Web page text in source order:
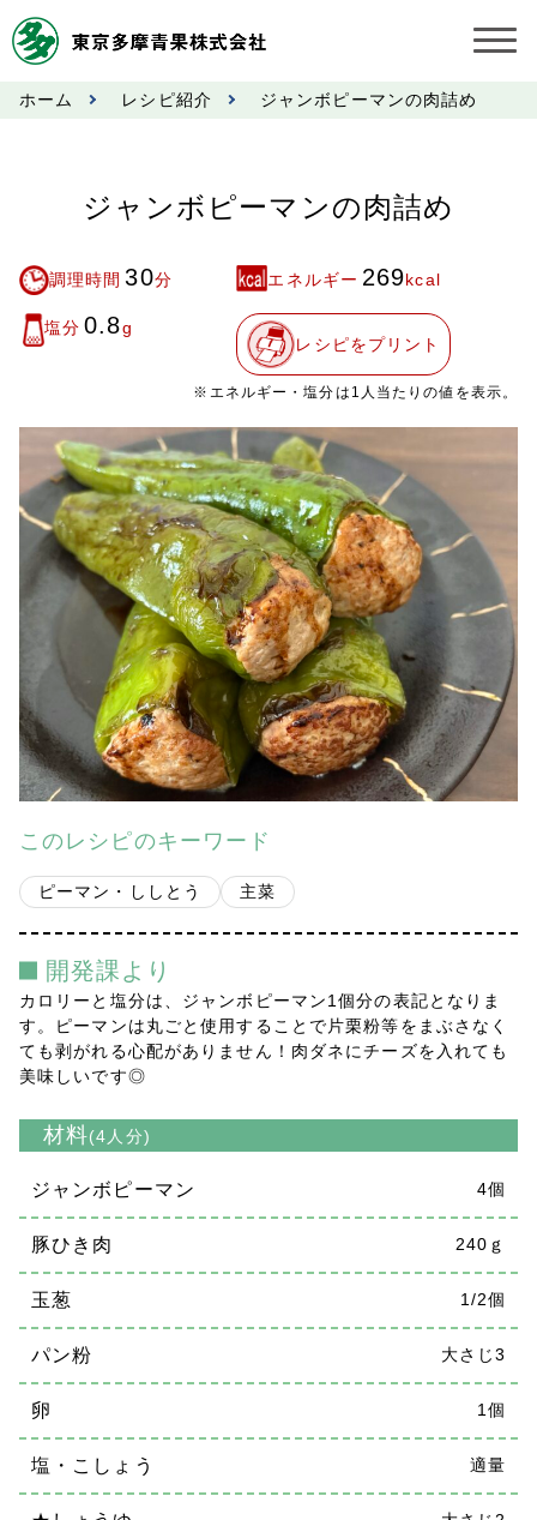
お知らせ
市況情報
奨励金受託手数料
営業日カレンダー
会社案内
多摩青果便り
採用情報
アクセス
プライバシーポリシー
ホーム レシピ紹介 ジャンボピーマンの肉詰め
ジャンボピーマンの肉詰め
調理時間 30分 エネルギー 269kcal
塩分 0.8g
レシピをプリント
※エネルギー・塩分は1人当たりの値を表示。
このレシピのキーワード
ピーマン・ししとう 主菜
開発課より
カロリーと塩分は、ジャンボピーマン1個分の表記となりま
す。ピーマンは丸ごと使用することで片栗粉等をまぶさなく
ても剥がれる心配がありません！肉ダネにチーズを入れても
美味しいです◎
材料(4人分)
ジャンボピーマン 4個
豚ひき肉 240ｇ
玉葱 1/2個
パン粉 大さじ3
卵 1個
塩・こしょう 適量